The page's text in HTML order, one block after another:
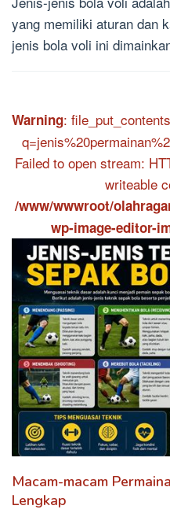
yang memiliki aturan dan
jenis bola voli ini
Warning:
Failed to open stream:
writeable
/www/wwwroot/
wp-image-editor-
Macam-macam
Lengkap